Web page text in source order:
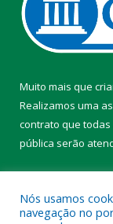
Muito mais que
Realizamos uma
contrato que
pública serão
Nós usamos
navegação no